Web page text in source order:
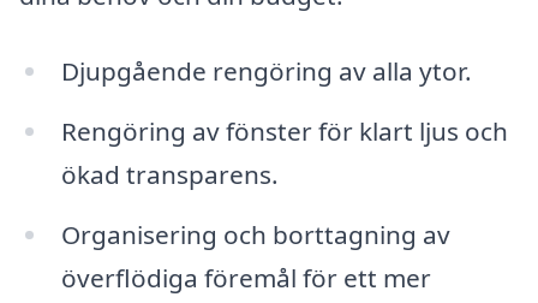
Djupgående rengöring av alla ytor.
Rengöring av fönster för klart ljus och
ökad transparens.
Organisering och borttagning av
överflödiga föremål för ett mer